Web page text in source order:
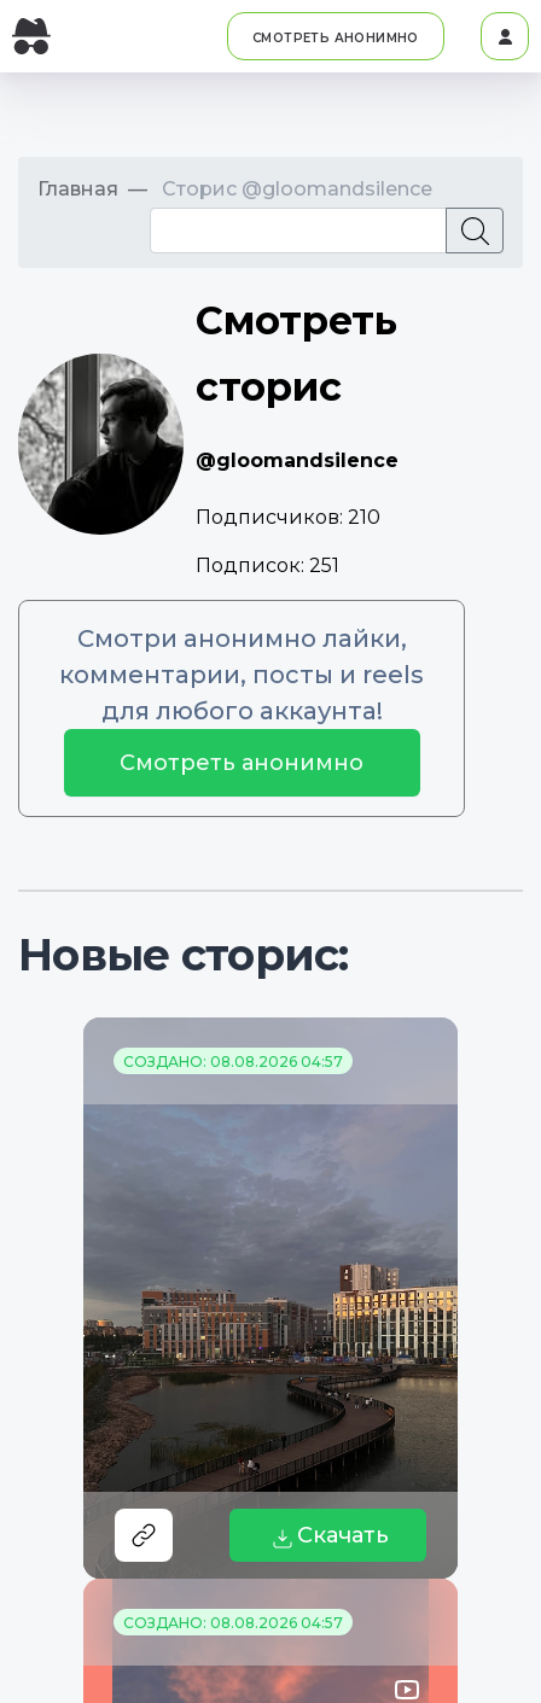
СМОТРЕТЬ АНОНИМНО
Главная Сторис @gloomandsilence
Смотреть
сторис
@gloomandsilence
Подписчиков: 210
Подписок: 251
Смотри анонимно лайки,
комментарии, посты и reels
для любого аккаунта!
Смотреть анонимно
Новые сторис:
СОЗДАНО: 08.08.2026 04:57
Скачать
СОЗДАНО: 08.08.2026 04:57